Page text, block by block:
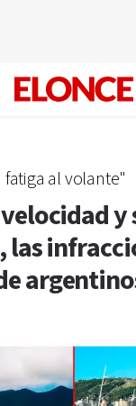
al volante"
las